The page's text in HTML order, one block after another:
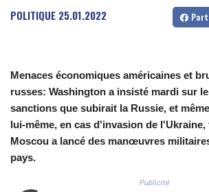
CUP
DKK 7.475775
DOP
DZD
EGP
ERN
FKP 0.857585
POLITIQUE 25.01.2022
Menaces économiques américaines et
russes: Washington a insisté mardi sur
sanctions que subirait la Russie, et
lui-même, en cas d'invasion de l'Ukraine,
Moscou a lancé des manœuvres
pays.
Publicité